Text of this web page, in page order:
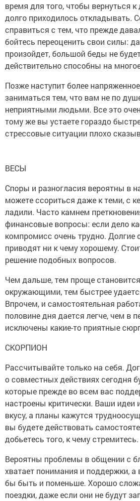
время для того, чтобы вернуться
долго приходилось откладывать.
справиться с тем, что прежде
бойтесь переоценить свои силы:
произойдет, большой беды не
действительно способны на
Позже наступит более
заниматься тем, что вам не по
неприятными людьми. Все это
тому же вы устаете гораздо
стрессовые ситуации плохо
ВЕСЫ
Споры и разногласия вероятны в
можете ссориться даже к теми, с
ладили. Часто камнем
финансовые вопросы: если дело
компромисс очень трудно. Долгие
приводят ни к чему хорошему.
решение подобных вопросов.
Чем дальше, тем проще
окружающими, тем быстрее
Впрочем, и самостоятельная
половине дня дается легче, чем в
исключены какие-то приятные
СКОРПИОН
Рассчитывайте только на себя.
о совместных действиях сегодня
которые прежде во всем вас
настроены критически. Ваши идеи
вкусу, а планы кажутся
вы будете действовать
добьетесь того, к чему стремитесь.
Вероятны проблемы в общении с
хватает понимания и поддержки, а
бы быть и поменьше. Хорошо
поездки, даже если они не будут